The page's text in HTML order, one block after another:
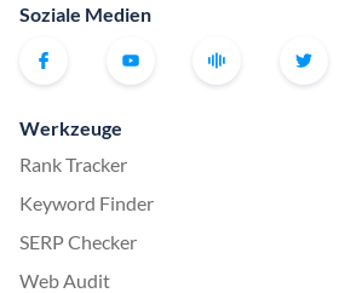
Soziale Medien
Werkzeuge
Rank Tracker
Keyword Finder
SERP Checker
Web Audit